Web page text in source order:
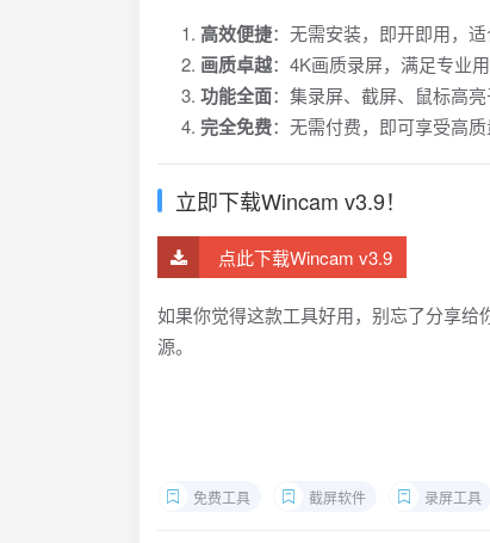
高效便捷：无需安装，即开即用，适
画质卓越：4K画质录屏，满足专业用
功能全面：集录屏、截屏、鼠标高亮
完全免费：无需付费，即可享受高质
立即下载Wincam v3.9！
点此下载Wincam v3.9
如果你觉得这款工具好用，别忘了分享
源。
免费工具 截屏软件 录屏工具